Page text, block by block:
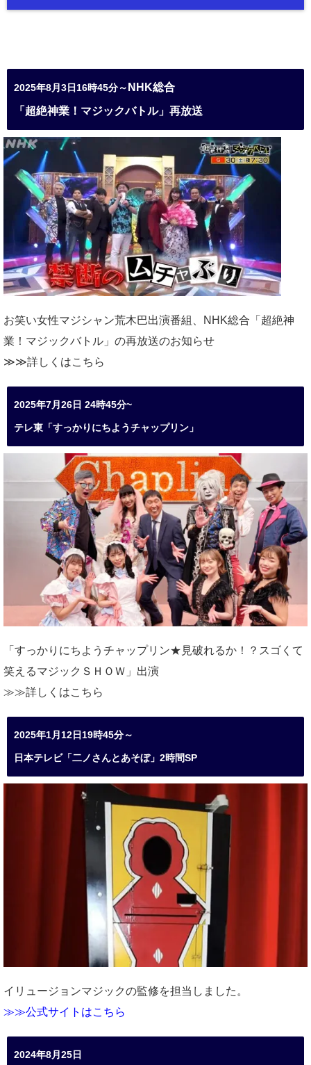
2025年8月3日16時45分～ NHK総合
「超絶神業！マジックバトル」再放送
お笑い女性マジシャン荒木巴出演番組、
NHK総合「超絶神
業！マジックバトル」の再放送のお知らせ
≫≫詳しくはこちら
2025年7月26日 24時45分~
テレ東「すっかりにちようチャップリン」
「すっかりにちようチャップリン★見破れるか！？スゴくて
笑えるマジックＳＨＯＷ」出演
≫≫詳しくはこちら
2025年1月12日19時45分～
日本テレビ「二ノさんとあそぼ」2時間SP
イリュージョンマジックの監修を担当しました。
≫≫公式サイトはこちら
2024年8月25日